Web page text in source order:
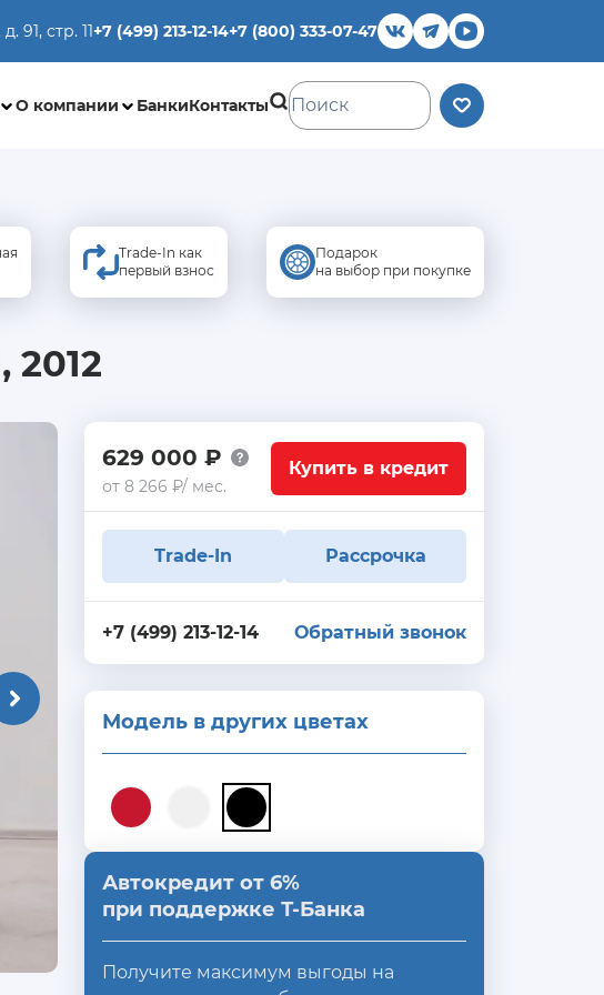
91, стр. 11+7 (499) 213-12-14+7 (800) 333-07-47
О компании БанкиКонтакты
Trade-In как
первый взнос
Подарок
на выбор при покупке
2012
629 000 ₽
от 8 266 ₽/ мес.
Купить в кредит
Trade-In Рассрочка
+7 (499) 213-12-14 Обратный звонок
Модель в других цветах
Автокредит от 6%
при поддержке Т-Банка
Получите максимум выгоды на